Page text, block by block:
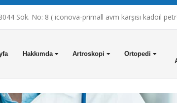
Sok. No: 8 ( iconova-primall avm karşısı kadoil
Hakkımda Artroskopi Ortopedi